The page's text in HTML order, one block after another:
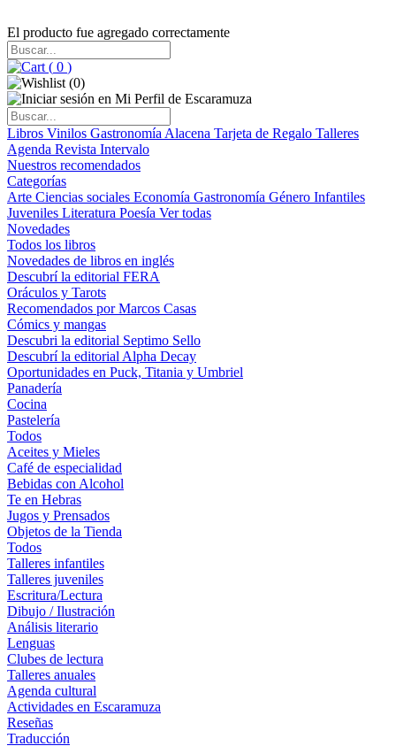
El producto fue agregado correctamente
( 0 )
(0)
Libros Vinilos Gastronomía Alacena Tarjeta de Regalo Talleres
Agenda Revista Intervalo
Nuestros recomendados
Categorías
Arte Ciencias sociales Economía Gastronomía Género Infantiles
Juveniles Literatura Poesía Ver todas
Novedades
Todos los libros
Novedades de libros en inglés
Descubrí la editorial FERA
Oráculos y Tarots
Recomendados por Marcos Casas
Cómics y mangas
Descubri la editorial Septimo Sello
Descubrí la editorial Alpha Decay
Oportunidades en Puck, Titania y Umbriel
Panadería
Cocina
Pastelería
Todos
Aceites y Mieles
Café de especialidad
Bebidas con Alcohol
Te en Hebras
Jugos y Prensados
Objetos de la Tienda
Todos
Talleres infantiles
Talleres juveniles
Escritura/Lectura
Dibujo / Ilustración
Análisis literario
Lenguas
Clubes de lectura
Talleres anuales
Agenda cultural
Actividades en Escaramuza
Reseñas
Traducción